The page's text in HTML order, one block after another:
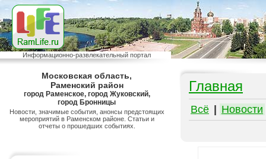
Информационно-развлекательный портал
Московская область,
Раменский район
город Раменское, город Жуковский,
город Бронницы
Новости, значимые события, анонсы предстоящих
мероприятий в Раменском районе. Статьи и
отчеты о прошедших событиях.
Главная
Всё Новости